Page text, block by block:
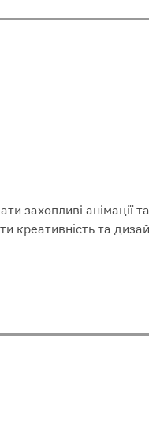
захопливі анімації
креативність та